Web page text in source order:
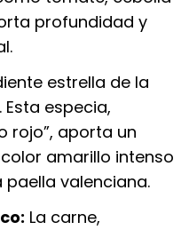
profundidad y
estrella de la
especia,
rojo”, aporta un
amarillo intenso
valenciana.
La carne,